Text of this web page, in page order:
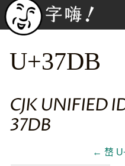
U+37DB
CJK UNIFIED
37DB
← 㟚